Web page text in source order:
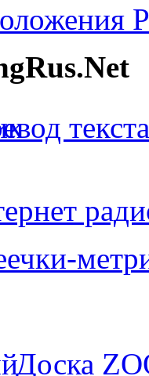
Доска